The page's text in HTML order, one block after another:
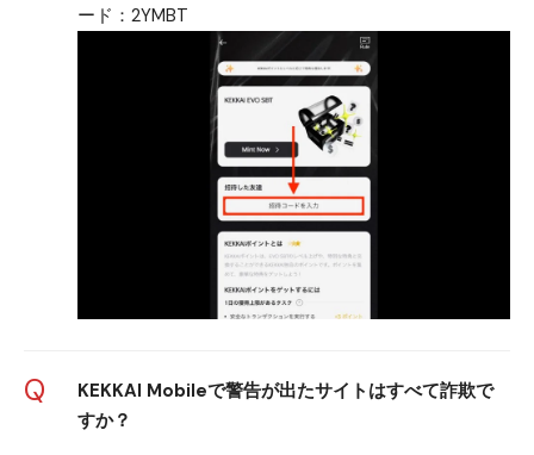
ード：2YMBT
Q
KEKKAI Mobileで警告が出たサイトはすべて詐欺で
すか？